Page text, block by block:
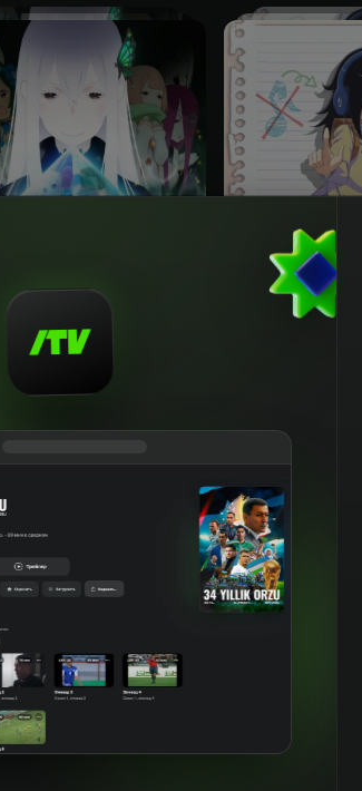
Re: Zero — жизнь с нуля в другом мире